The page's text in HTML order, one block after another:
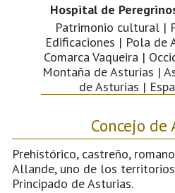
Hospital de
Patrimonio cultural |
Edificaciones | Pola de
Comarca Vaqueira |
Montaña de Asturias |
de Asturias |
Concejo de
Prehistórico, castreño,
Allande, uno de los
Principado de Asturias.